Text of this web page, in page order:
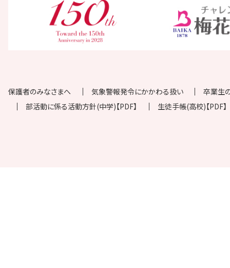
保護者のみなさまへ 気象警報発令にかかわる扱い
卒業生
部活動に係る活動方針(中学)【PDF】
生徒手帳(高校)【PDF】